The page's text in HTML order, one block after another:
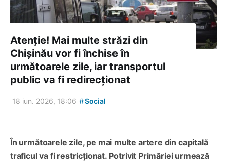
Atenție! Mai multe străzi din
Chișinău vor fi închise în
următoarele zile, iar transportul
public va fi redirecționat
18 iun. 2026, 18:06 #Social
În următoarele zile, pe mai multe artere din capitală
traficul va fi restricționat. Potrivit Primăriei urmează